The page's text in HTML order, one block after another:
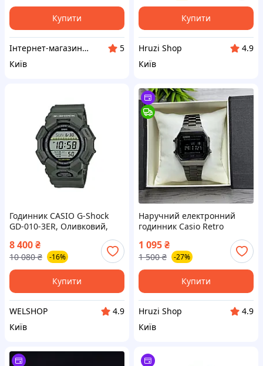
Купити
Інтернет-магазин OCEAN TIME
5
Київ
Купити
Hruzi Shop
4.9
Київ
Годинник CASIO G-Shock
GD-010-3ER, Оливковий,
Super Illuminator.
8 400₴
10 080 ₴ -16%
Купити
WELSHOP
4.9
Київ
Наручний електронний
годинник Casio Retro
1 095₴
1 500 ₴ -27%
Купити
Hruzi Shop
4.9
Київ